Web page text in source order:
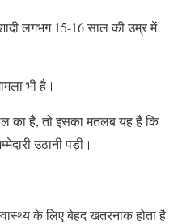
लगभग 15-16 साल की उम्र में
भी है।
का है, तो इसका मतलब यह है कि
उठानी पड़ी।
के लिए बेहद खतरनाक होता है